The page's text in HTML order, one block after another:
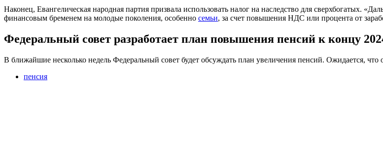
Наконец, Евангелическая народная партия призвала использовать налог на наследство для сверхбогатых.
финансовым бременем на молодые поколения, особенно семьи, за счет повышения НДС или процента от
Федеральный совет разработает план повышения пенсий к концу
В ближайшие несколько недель Федеральный совет будет обсуждать план увеличения пенсий. Ожидается, что
пенсия